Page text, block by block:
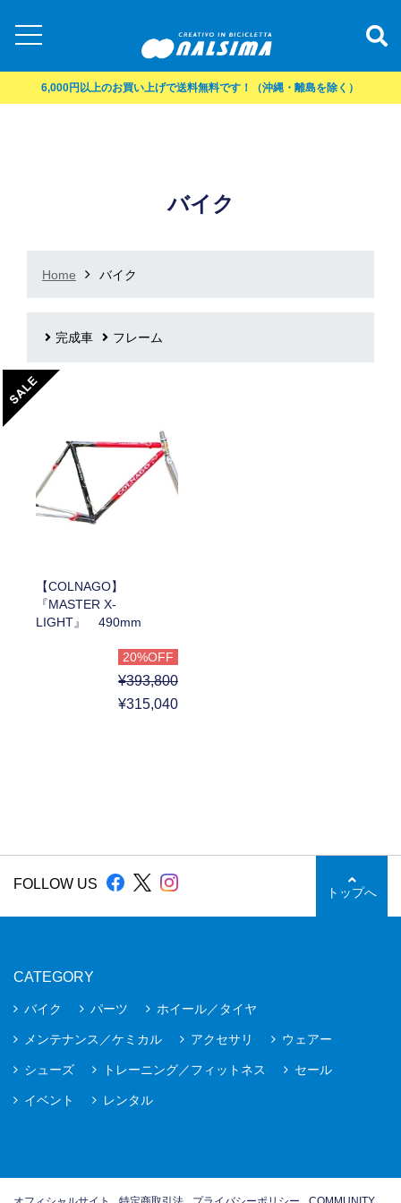
6,000円以上のお買い上げで送料無料です！（沖縄・離島を除く）
バイク
Home バイク
完成車 フレーム
【COLNAGO】
『MASTER X-
LIGHT』 490mm
20%OFF
¥393,800
¥315,040
FOLLOW US
トップへ
CATEGORY
バイク パーツ ホイール／タイヤ
メンテナンス／ケミカル アクセサリ ウェアー
シューズ トレーニング／フィットネス セール
イベント レンタル